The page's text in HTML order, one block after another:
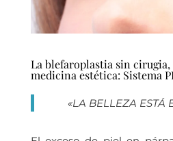
La blefaroplastia sin cirugia,
medicina estética: Sistema
«LA BELLEZA ESTÁ